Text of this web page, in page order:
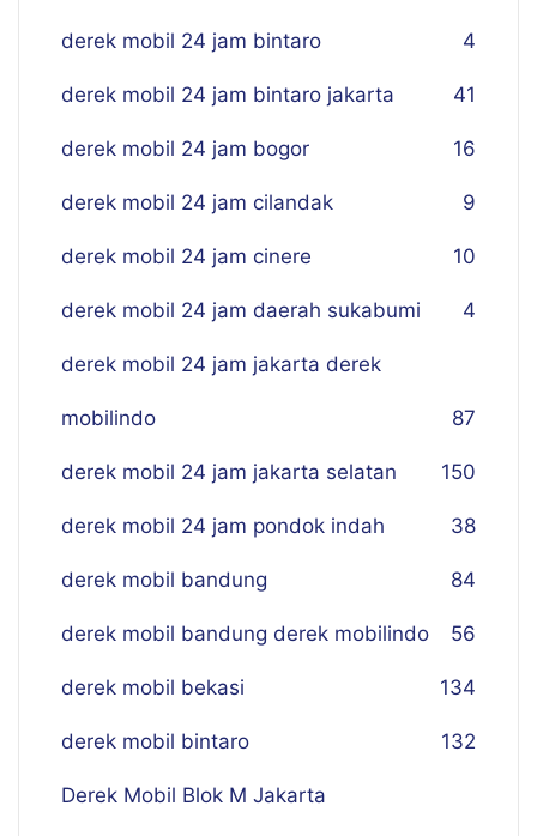
derek mobil 24 jam bintaro 4
derek mobil 24 jam bintaro jakarta 41
derek mobil 24 jam bogor 16
derek mobil 24 jam cilandak 9
derek mobil 24 jam cinere 10
derek mobil 24 jam daerah sukabumi 4
derek mobil 24 jam jakarta derek
mobilindo 87
derek mobil 24 jam jakarta selatan 150
derek mobil 24 jam pondok indah 38
derek mobil bandung 84
derek mobil bandung derek mobilindo 56
derek mobil bekasi 134
derek mobil bintaro 132
Derek Mobil Blok M Jakarta